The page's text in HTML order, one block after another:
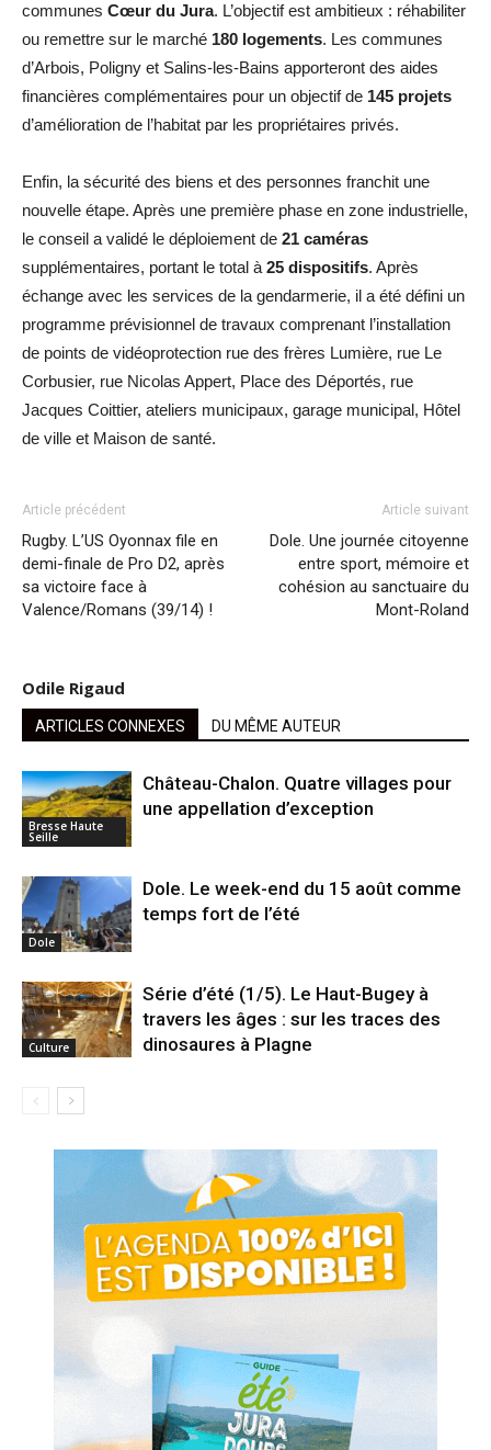
communes Cœur du Jura. L’objectif est ambitieux : réhabiliter
ou remettre sur le marché 180 logements. Les communes
d’Arbois, Poligny et Salins-les-Bains apporteront des aides
financières complémentaires pour un objectif de 145 projets
d’amélioration de l’habitat par les propriétaires privés.
Enfin, la sécurité des biens et des personnes franchit une
nouvelle étape. Après une première phase en zone industrielle,
le conseil a validé le déploiement de 21 caméras
supplémentaires, portant le total à25 dispositifs. Après
échange avec les services de la gendarmerie, il a été défini un
programme prévisionnel de travaux comprenant l’installation
de points de vidéoprotection rue des frères Lumière, rue Le
Corbusier, rue Nicolas Appert, Place des Déportés, rue
Jacques Coittier, ateliers municipaux, garage municipal, Hôtel
de ville et Maison de santé.
Article précédent
Rugby. L’US Oyonnax file en
demi-finale de Pro D2, après
sa victoire face à
Valence/Romans (39/14) !
Article suivant
Dole. Une journée citoyenne
entre sport, mémoire et
cohésion au sanctuaire du
Mont-Roland
Odile Rigaud
ARTICLES CONNEXES DU MÊME AUTEUR
Bresse Haute
Seille
Château-Chalon. Quatre villages pour
une appellation d’exception
Dole
Dole. Le week-end du 15 août comme
temps fort de l’été
Culture
Série d’été (1/5). Le Haut-Bugey à
travers les âges : sur les traces des
dinosaures à Plagne